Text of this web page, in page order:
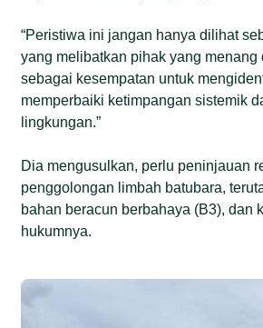
“Peristiwa ini jangan hanya dilihat
yang melibatkan pihak yang menang
sebagai kesempatan untuk
memperbaiki ketimpangan sistemik
lingkungan.”
Dia mengusulkan, perlu peninjauan
penggolongan limbah batubara,
bahan beracun berbahaya (B3), dan
hukumnya.